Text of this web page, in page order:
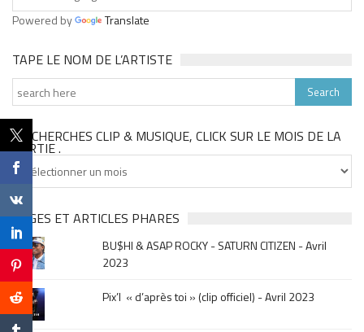
Powered by Translate
TAPE LE NOM DE L’ARTISTE
TU CHERCHES CLIP & MUSIQUE, CLICK SUR LE MOIS DE LA
SORTIE .
Tu
cherches
clip
&
musique,
click
sur
le
mois
de
PAGES ET ARTICLES PHARES
BU$HI & ASAP ROCKY - SATURN CITIZEN - Avril
2023
Pix’l « d’après toi » (clip officiel) - Avril 2023